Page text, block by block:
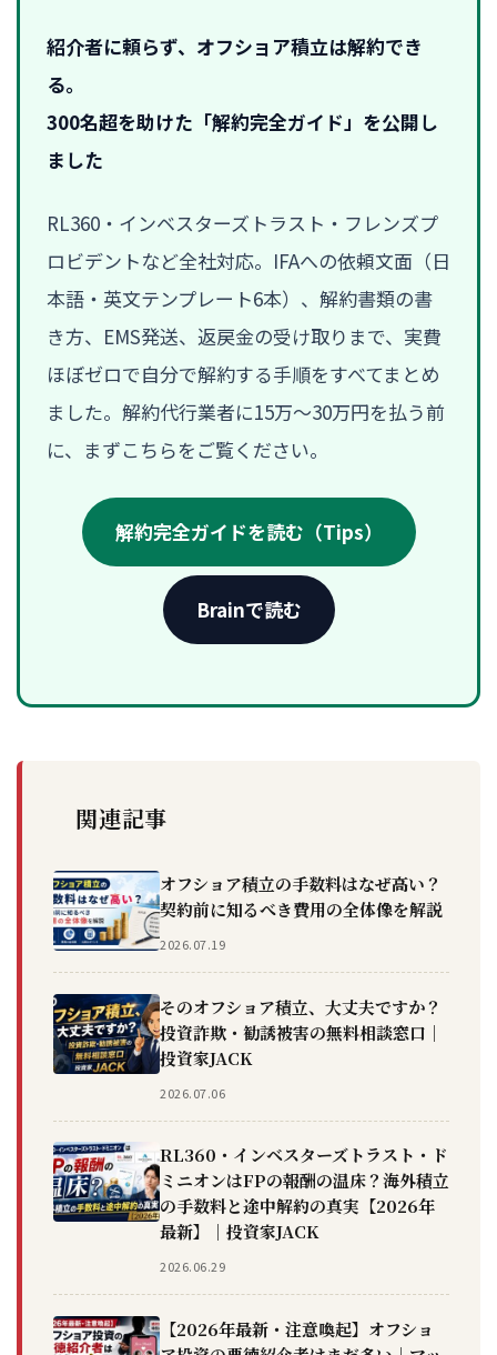
紹介者に頼らず、オフショア積立は解約でき
る。
300名超を助けた「解約完全ガイド」を公開し
ました
RL360・インベスターズトラスト・フレンズプ
ロビデントなど全社対応。IFAへの依頼文面（日
本語・英文テンプレート6本）、解約書類の書
き方、EMS発送、返戻金の受け取りまで、実費
ほぼゼロで自分で解約する手順をすべてまとめ
ました。解約代行業者に15万〜30万円を払う前
に、まずこちらをご覧ください。
解約完全ガイドを読む（Tips）
Brainで読む
関連記事
オフショア積立の手数料はなぜ高い？
契約前に知るべき費用の全体像を解説
2026.07.19
そのオフショア積立、大丈夫ですか？
投資詐欺・勧誘被害の無料相談窓口｜
投資家JACK
2026.07.06
RL360・インベスターズトラスト・ド
ミニオンはFPの報酬の温床？海外積立
の手数料と途中解約の真実【2026年
最新】｜投資家JACK
2026.06.29
【2026年最新・注意喚起】オフショ